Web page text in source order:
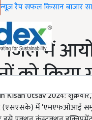
न्यूज़ रैपसफल किसानबाजार
जिले में
को किया
Kisan Utsav 2024:
(एसएसके) में 'एमएफओआई समृद्ध